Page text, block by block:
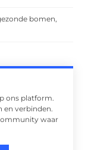
bomen,
ons platform.
en verbinden.
waar